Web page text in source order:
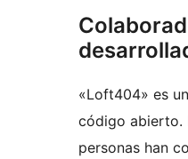
«Loft404» es
código abierto.
personas han